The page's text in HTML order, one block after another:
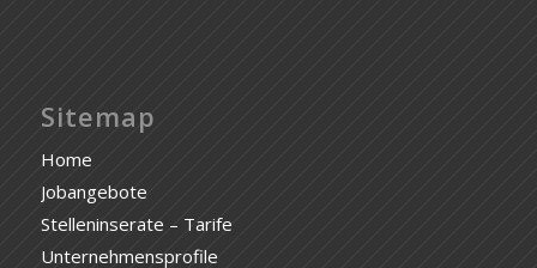
Sitemap
Home
Jobangebote
Stelleninserate – Tarife
Unternehmensprofile